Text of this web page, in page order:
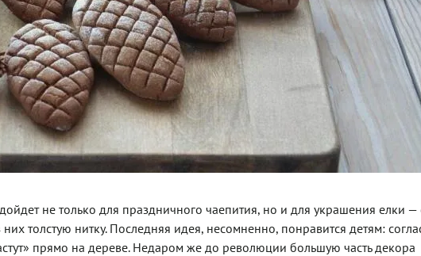
не только для праздничного чаепития, но и для украшения елки —
них толстую нитку. Последняя идея, несомненно, понравится детям:
прямо на дереве. Недаром же до революции большую часть декора